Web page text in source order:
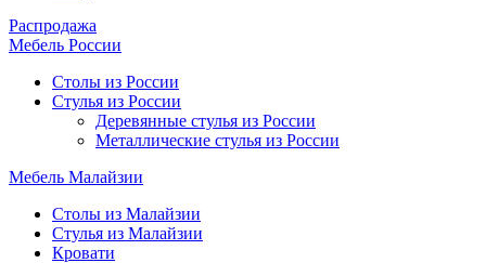
Распродажа
Мебель России
Столы из России
Стулья из России
Деревянные стулья из России
Металлические стулья из России
Мебель Малайзии
Столы из Малайзии
Стулья из Малайзии
Кровати